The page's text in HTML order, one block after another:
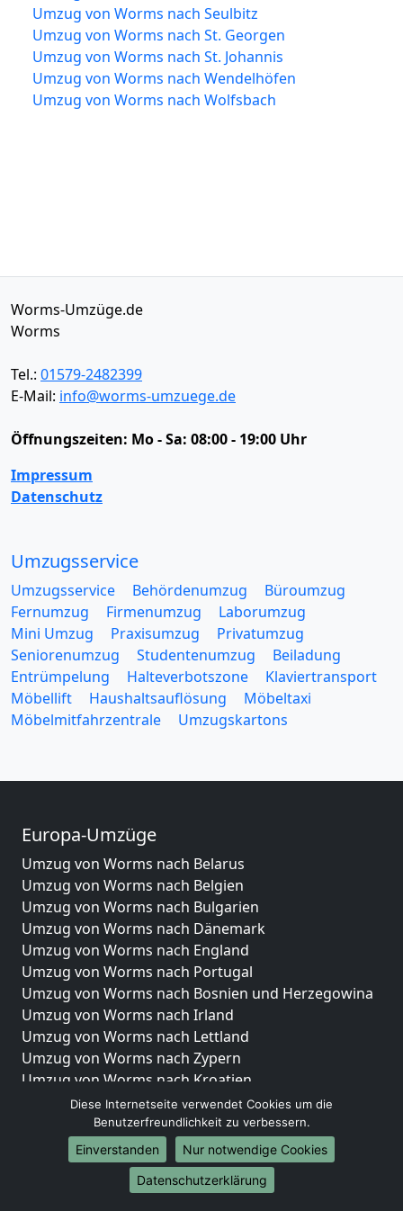
Umzug von Worms nach Seulbitz
Umzug von Worms nach St. Georgen
Umzug von Worms nach St. Johannis
Umzug von Worms nach Wendelhöfen
Umzug von Worms nach Wolfsbach
Worms-Umzüge.de
Worms
Tel.: 01579-2482399
E-Mail: info@worms-umzuege.de
Öffnungszeiten: Mo - Sa: 08:00 - 19:00 Uhr
Impressum
Datenschutz
Umzugsservice
Umzugsservice Behördenumzug
Büroumzug
Fernumzug
Firmenumzug
Laborumzug
Mini Umzug
Praxisumzug
Privatumzug
Seniorenumzug
Studentenumzug
Beiladung
Entrümpelung
Halteverbotszone
Klaviertransport
Möbellift
Haushaltsauflösung
Möbeltaxi
Möbelmitfahrzentrale
Umzugskartons
Europa-Umzüge
Umzug von Worms nach Belarus
Umzug von Worms nach Belgien
Umzug von Worms nach Bulgarien
Umzug von Worms nach Dänemark
Umzug von Worms nach England
Umzug von Worms nach Portugal
Umzug von Worms nach Bosnien und Herzegowina
Umzug von Worms nach Irland
Umzug von Worms nach Lettland
Umzug von Worms nach Zypern
Umzug von Worms nach Kroatien
Umzug von Worms nach Estland
Umzug von Worms nach Finnland
Umzug von Worms nach Frankreich
Umzug von Worms nach Griechenland
Umzug von Worms nach Italien
Diese Internetseite verwendet Cookies um die
Benutzerfreundlichkeit zu verbessern.
Einverstanden
Nur notwendige Cookies
Datenschutzerklärung